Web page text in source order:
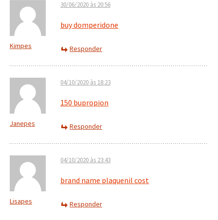
Kimpes
30/06/2020 às 20:56
buy domperidone
Responder
Janepes
04/10/2020 às 18:23
150 bupropion
Responder
Lisapes
04/10/2020 às 23:43
brand name plaquenil cost
Responder